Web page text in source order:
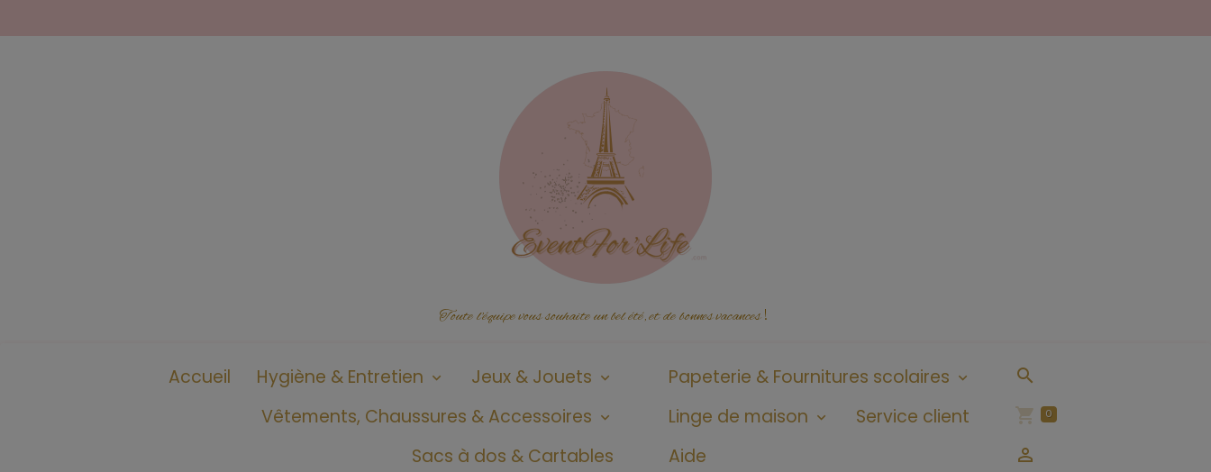
Toute l'équipe vous souhaite un bel été, et de bonnes vacances !
Accueil Hygiène & Entretien
Jeux & Jouets
Vêtements, Chaussures & Accessoires
Sacs à dos & Cartables
Papeterie & Fournitures scolaires
Linge de maison
Service client
Aide
0